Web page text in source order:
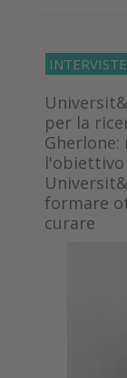
INTERVISTE
per la
formare
curare